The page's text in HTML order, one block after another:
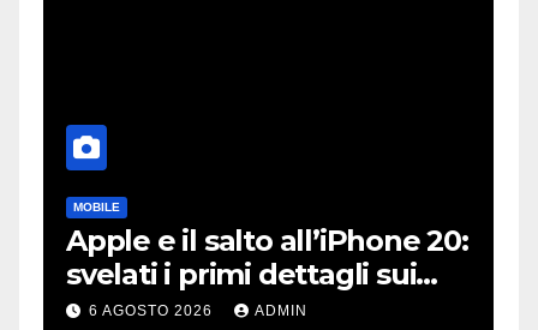
MOBILE
Apple e il salto all’iPhone 20:
svelati i primi dettagli sui
display dei futuri top di
6 AGOSTO 2026 ADMIN